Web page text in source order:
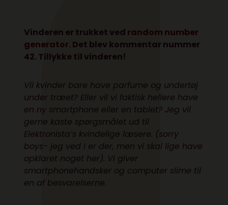
Vinderen er trukket ved random number
generator. Det blev kommentar nummer
42. Tillykke til vinderen!
Vil kvinder bare have parfume og undertøj
under træet? Eller vil vi faktisk hellere have
en ny smartphone eller en tablet? Jeg vil
gerne kaste spørgsmålet ud til
Elektronista’s kvindelige læsere. (sorry
boys- jeg ved I er der, men vi skal lige have
opklaret noget her). Vi giver
smartphonehandsker og computer slime til
en af besvarelserne.